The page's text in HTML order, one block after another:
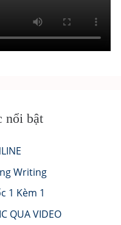
nổi bật
Writing
1 Kèm 1
QUA VIDEO